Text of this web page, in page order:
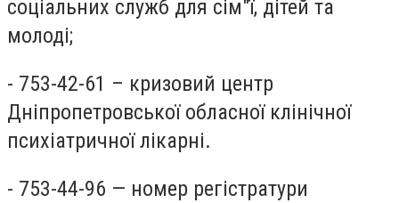
соціальних служб для сім"ї, дітей та
молоді;
- 753-42-61 – кризовий центр
Дніпропетровської обласної клінічної
психіатричної лікарні.
- 753-44-96 — номер регістратури